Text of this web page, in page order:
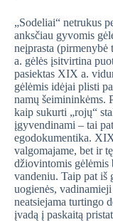
„Sodeliai“ netrukus
anksčiau gyvomis
neįprasta
a. gėlės įsitvirtina
pasiektas XIX a.
gėlėmis idėjai plisti
namų šeimininkėms.
kaip sukurti „rojų“
įgyvendinami – tai
egodokumentika.
valgomajame, bet ir
džiovintomis
vandeniu. Taip pat iš
uogienės,
neatsiejama turtingo
įvadą į paskaitą